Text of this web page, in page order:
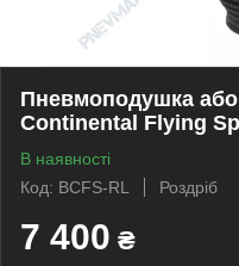
Пневмоподушка
Continental Flying
В наявності
Код: BCFS-RL
Роздріб
7 400 ₴